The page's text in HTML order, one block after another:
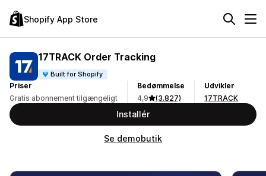
Shopify App Store
17TRACK Order Tracking
Built for Shopify
Priser
Gratis abonnement tilgængeligt
Bedømmelse
4,9
(3.827)
Udvikler
17TRACK
Installér
Se demobutik